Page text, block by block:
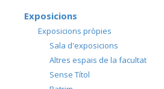
Exposicions
Exposicions pròpies
Sala d'exposicions
Altres espais de la facultat
Sense Títol